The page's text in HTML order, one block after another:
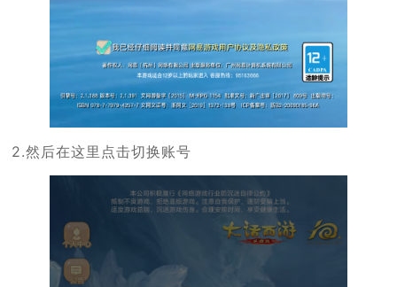
2.然后在这里点击切换账号